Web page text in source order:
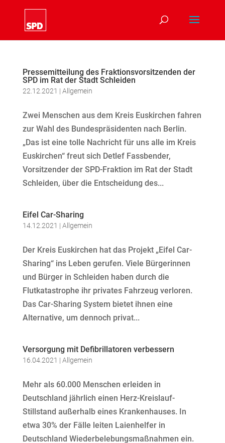
Pressemitteilung des Fraktionsvorsitzenden der
SPD im Rat der Stadt Schleiden
22.12.2021 | Allgemein
Zwei Menschen aus dem Kreis Euskirchen fahren
zur Wahl des Bundespräsidenten nach Berlin.
„Das ist eine tolle Nachricht für uns alle im Kreis
Euskirchen“ freut sich Detlef Fassbender,
Vorsitzender der SPD-Fraktion im Rat der Stadt
Schleiden, über die Entscheidung des...
Eifel Car-Sharing
14.12.2021 | Allgemein
Der Kreis Euskirchen hat das Projekt „Eifel Car-
Sharing“ ins Leben gerufen. Viele Bürgerinnen
und Bürger in Schleiden haben durch die
Flutkatastrophe ihr privates Fahrzeug verloren.
Das Car-Sharing System bietet ihnen eine
Alternative, um dennoch privat...
Versorgung mit Defibrillatoren verbessern
16.04.2021 | Allgemein
Mehr als 60.000 Menschen erleiden in
Deutschland jährlich einen Herz-Kreislauf-
Stillstand außerhalb eines Krankenhauses. In
etwa 30% der Fälle leiten Laienhelfer in
Deutschland Wiederbelebungsmaßnahmen ein.